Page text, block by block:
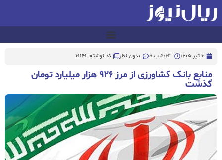
6 تیر 1405 5:43 ب.ظ بدون نظر کد نوشته: 61141
منابع بانک کشاورزی از مرز ۹۲۶ هزار میلیارد تومان
گذشت